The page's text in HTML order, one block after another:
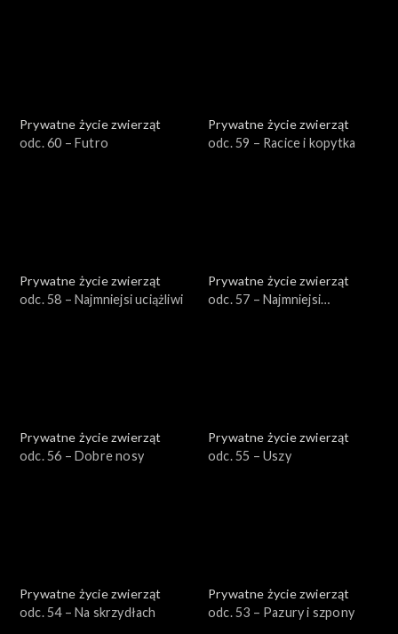
Prywatne życie zwierząt
odc. 60 – Futro
Prywatne życie zwierząt
odc. 59 – Racice i kopytka
Prywatne życie zwierząt
odc. 58 – Najmniejsi uciążliwi
Prywatne życie zwierząt
odc. 57 – Najmniejsi
Prywatne życie zwierząt
odc. 56 – Dobre nosy
Prywatne życie zwierząt
odc. 55 – Uszy
Prywatne życie zwierząt
odc. 54 – Na skrzydłach
Prywatne życie zwierząt
odc. 53 – Pazury i szpony